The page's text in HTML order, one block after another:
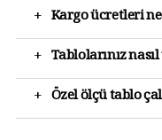
+ Kargo ücretleri
+ Tablolarınız
+ Özel ölçü tablo